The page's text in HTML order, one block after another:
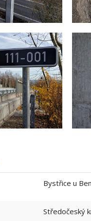
Bystřice u
Středočeský